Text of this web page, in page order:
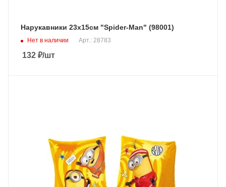
Нарукавники 23х15см "Spider-Man" (98001)
Нет в наличии Арт.: 28783
132 ₽/шт